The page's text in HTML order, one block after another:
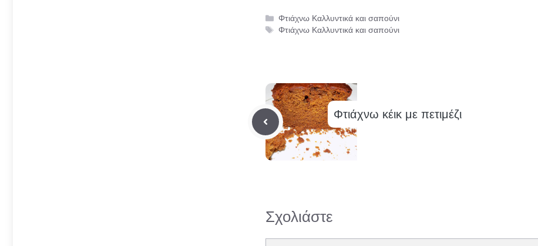
Κατηγορίες
Φτιάχνω Καλλυντικά και σαπούνι
Ετικέτες
Φτιάχνω Καλλυντικά και σαπούνι
Φτιάχνω κέικ με πετιμέζι
Σχολιάστε